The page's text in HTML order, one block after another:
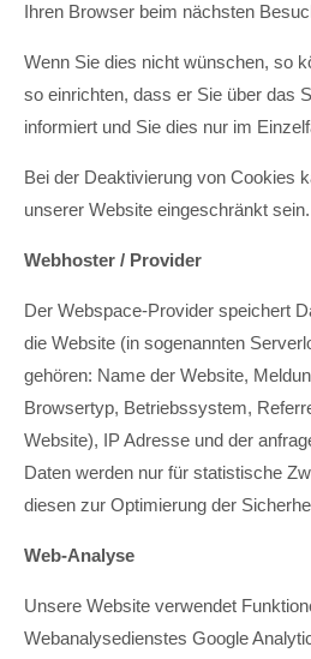
Ihren Browser beim nächsten
Wenn Sie dies nicht wünschen, so
so einrichten, dass er Sie über das
informiert und Sie dies nur im
Bei der Deaktivierung von Cookies
unserer Website eingeschränkt sein.
Webhoster / Provider
Der Webspace-Provider speichert
die Website (in sogenannten
gehören: Name der Website,
Browsertyp, Betriebssystem,
Website), IP Adresse und der
Daten werden nur für statistische
diesen zur Optimierung der
Web-Analyse
Unsere Website verwendet
Webanalysedienstes Google